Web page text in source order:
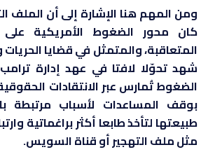
ومن المهم هنا الإشارة إلى أن الملف
كان محور الضغوط الأمريكية على
المتعاقبة، والمتمثل في قضايا
شهد تحوّلا لافتا في عهد إدارة ترامب
الضغوط تُمارس عبر الانتقادات
بوقف المساعدات لأسباب مرتبطة
طبيعتها لتأخذ طابعا أكثر براغماتية
مثل ملف التهجير أو قناة السويس.